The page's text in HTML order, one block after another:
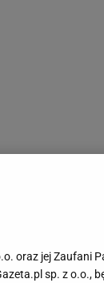
oraz jej Zaufani
sp. z o.o.,